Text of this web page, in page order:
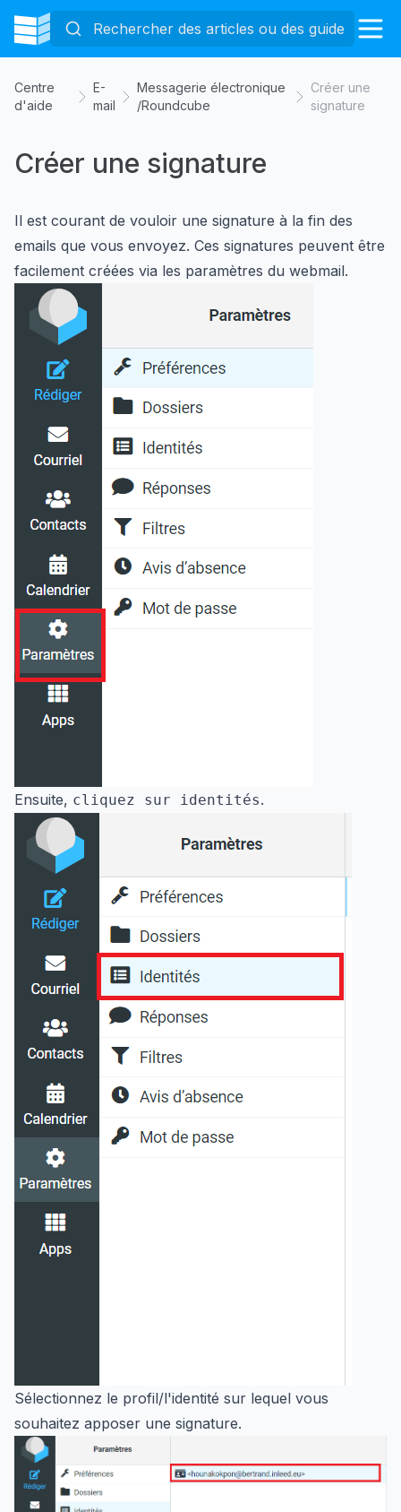
Centre
d'aide
E-
mail
Messagerie électronique
/Roundcube
Créer une
signature
Créer une signature
Il est courant de vouloir une signature à la fin des
emails que vous envoyez. Ces signatures peuvent être
facilement créées via les paramètres du webmail.
Ensuite, cliquez sur identités.
Sélectionnez le profil/l'identité sur lequel vous
souhaitez apposer une signature.